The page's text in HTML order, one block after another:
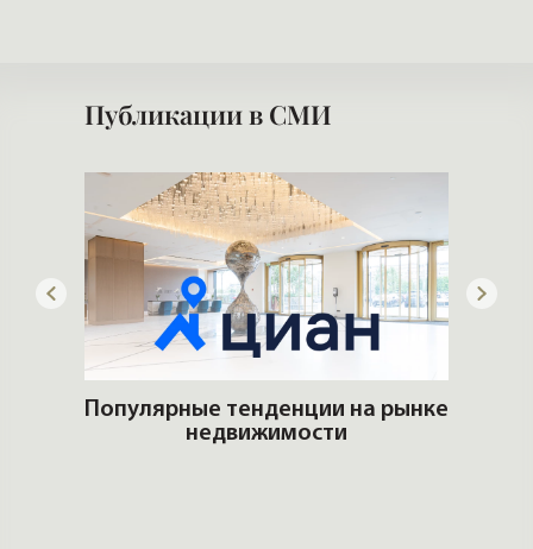
Публикации в СМИ
Популярные тенденции на рынке
недвижимости